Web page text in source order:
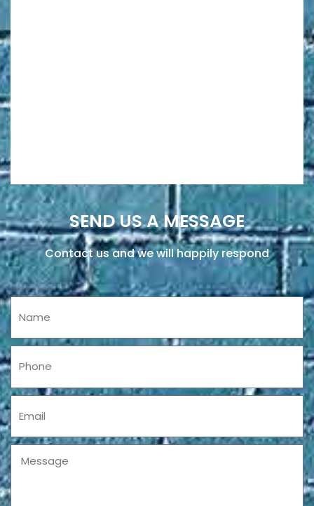
SEND US A MESSAGE
Contact us and we will happily respond
Name
Phone
Message